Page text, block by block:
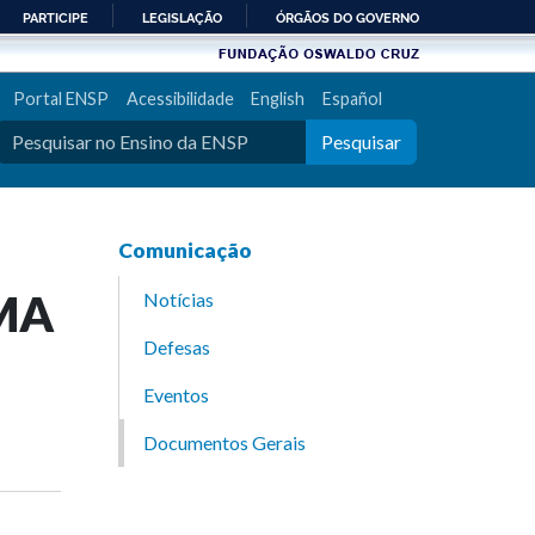
PARTICIPE LEGISLAÇÃO ÓRGÃOS DO GOVERNO
Portal ENSP Acessibilidade English Español
Pesquisar
Comunicação
Notícias
Defesas
Eventos
Documentos Gerais